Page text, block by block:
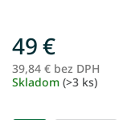
49 €
39,84 € bez DPH
Skladom (>3 ks)